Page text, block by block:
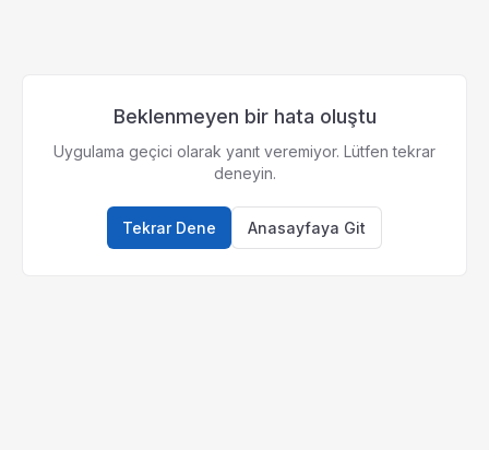
Beklenmeyen bir hata oluştu
Uygulama geçici olarak yanıt veremiyor. Lütfen tekrar
deneyin.
Tekrar Dene Anasayfaya Git